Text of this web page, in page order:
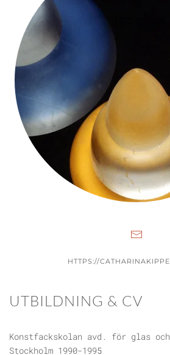
HTTPS://
UTBILDNING & CV
Konstfackskolan avd. för glas och
Stockholm 1990-1995